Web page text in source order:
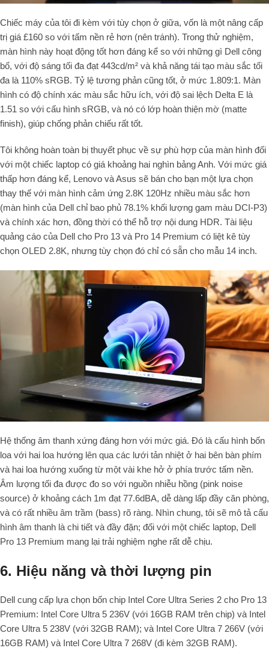
Chiếc máy của tôi đi kèm với tùy chọn ở giữa, vốn là một nâng cấp
trị giá £160 so với tấm nền rẻ hơn (nên tránh). Trong thử nghiệm,
màn hình này hoạt động tốt hơn đáng kể so với những gì Dell công
bố, với độ sáng tối đa đạt 443cd/m² và khả năng tái tạo màu sắc tối
đa là 110% sRGB. Tỷ lệ tương phản cũng tốt, ở mức 1.809:1. Màn
hình có độ chính xác màu sắc hữu ích, với độ sai lệch Delta E là
1.51 so với cấu hình sRGB, và nó có lớp hoàn thiện mờ (matte
finish), giúp chống phản chiếu rất tốt.
Tôi không hoàn toàn bị thuyết phục về sự phù hợp của màn hình đối
với một chiếc laptop có giá khoảng hai nghìn bảng Anh. Với mức giá
thấp hơn đáng kể, Lenovo và Asus sẽ bán cho bạn một lựa chọn
thay thế với màn hình cảm ứng 2.8K 120Hz nhiều màu sắc hơn
(màn hình của Dell chỉ bao phủ 78.1% khối lượng gam màu DCI-P3)
và chính xác hơn, đồng thời có thể hỗ trợ nội dung HDR. Tài liệu
quảng cáo của Dell cho Pro 13 và Pro 14 Premium có liệt kê tùy
chọn OLED 2.8K, nhưng tùy chọn đó chỉ có sẵn cho mẫu 14 inch.
Hệ thống âm thanh xứng đáng hơn với mức giá. Đó là cấu hình bốn
loa với hai loa hướng lên qua các lưới tản nhiệt ở hai bên bàn phím
và hai loa hướng xuống từ một vài khe hở ở phía trước tấm nền.
Âm lượng tối đa được đo so với nguồn nhiễu hồng (pink noise
source) ở khoảng cách 1m đạt 77.6dBA, dễ dàng lấp đầy căn phòng,
và có rất nhiều âm trầm (bass) rõ ràng. Nhìn chung, tôi sẽ mô tả cấu
hình âm thanh là chi tiết và đầy đặn; đối với một chiếc laptop, Dell
Pro 13 Premium mang lại trải nghiệm nghe rất dễ chịu.
6. Hiệu năng và thời lượng pin
Dell cung cấp lựa chọn bốn chip Intel Core Ultra Series 2 cho Pro 13
Premium: Intel Core Ultra 5 236V (với 16GB RAM trên chip) và Intel
Core Ultra 5 238V (với 32GB RAM); và Intel Core Ultra 7 266V (với
16GB RAM) và Intel Core Ultra 7 268V (đi kèm 32GB RAM).